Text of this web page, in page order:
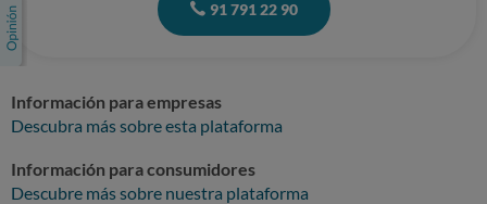
del impuesto sobre actos jurídicos documentados, así como de las
minutas de notario y registrador y demás gastos que aboné con ocasión
9,02Ruego recibir respuesta en un plazo máximo de 10 días.Sin otro
particular y esperando a que acceda a mis peticiones, reciban un cordial
91 791 22 90
Información para empresas
Descubra más sobre esta plataforma
Información para consumidores
Descubre más sobre nuestra plataforma